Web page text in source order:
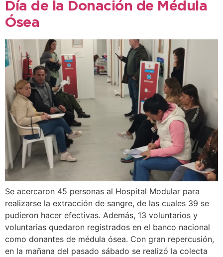
Día de la Donación de Médula
Ósea
Se acercaron 45 personas al Hospital Modular para
realizarse la extracción de sangre, de las cuales 39 se
pudieron hacer efectivas. Además, 13 voluntarios y
voluntarias quedaron registrados en el banco nacional
como donantes de médula ósea. Con gran repercusión,
en la mañana del pasado sábado se realizó la colecta